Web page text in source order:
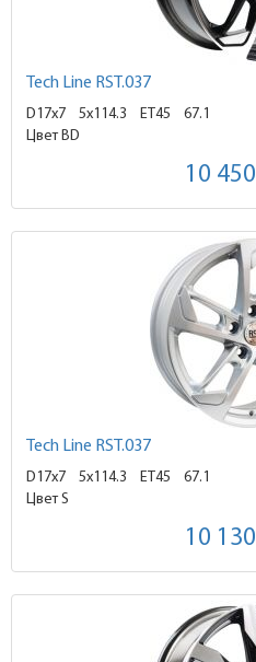
Tech Line RST.037
D17x7 5x114.3 ET45
67.1
Цвет BD
10 450
Tech Line RST.037
D17x7 5x114.3 ET45
67.1
Цвет S
10 130